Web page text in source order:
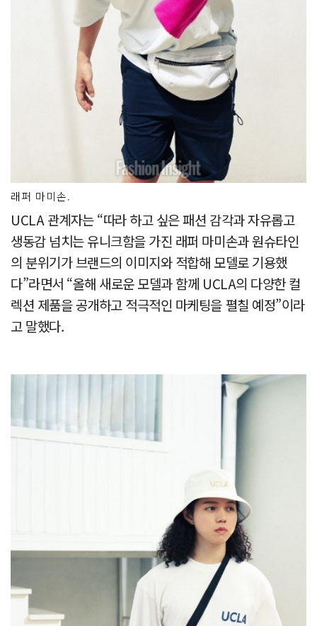
래퍼 마미손.
UCLA 관계자는 “따라 하고 싶은 패션 감각과 자유롭고
생동감 넘치는 유니크함을 가진 래퍼 마미손과 원슈타인
의 분위기가 브랜드의 이미지와 적합해 모델로 기용했
다”라면서 “올해 새로운 모델과 함께 UCLA의 다양한 컬
렉션 제품을 공개하고 적극적인 마케팅을 펼칠 예정”이라
고 말했다.